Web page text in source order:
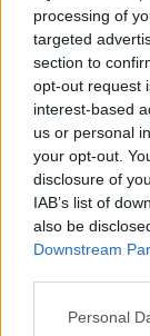
processing of
targeted
section to
opt-out request
interest-based
us or personal
your opt-out.
disclosure of
IAB’s list of
also be
Downstream
Please note
Personal